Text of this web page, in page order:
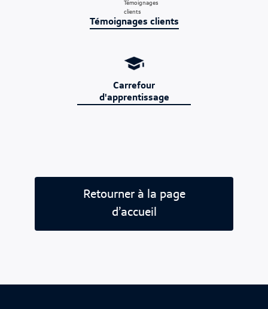
Témoignages clients
Carrefour
d'apprentissage
Retourner à la page
d’accueil